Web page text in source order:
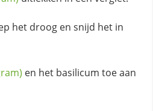
het droog en snijd het in
en het basilicum toe aan